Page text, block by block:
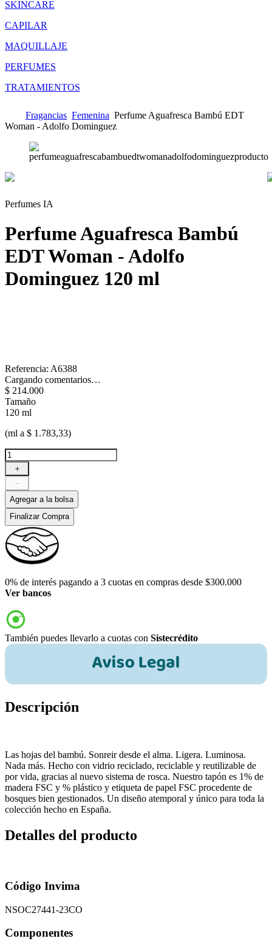
SKINCARE
CAPILAR
MAQUILLAJE
PERFUMES
TRATAMIENTOS
Fragancias Femenina Perfume Aguafresca Bambú EDT
Woman - Adolfo Dominguez
Perfumes IA
Perfume Aguafresca Bambú
EDT Woman - Adolfo
Dominguez 120 ml
Referencia: A6388
Cargando comentarios…
$ 214.000
Tamaño
120 ml
(ml a $ 1.783,33)
＋
－
Agregar a la bolsa
Finalizar Compra
0% de interés pagando a 3 cuotas en compras desde $300.000
Ver bancos
También puedes llevarlo a cuotas con Sistecrédito
Descripción
Las hojas del bambú. Sonreir desde el alma. Ligera. Luminosa.
Nada más. Hecho con vidrio reciclado, reciclable y reutilizable de
por vida, gracias al nuevo sistema de rosca. Nuestro tapón es 1% de
madera FSC y % plástico y etiqueta de papel FSC procedente de
bosques bien gestionados. Un diseño atemporal y único para toda la
colección hecho en España.
Detalles del producto
Código Invima
NSOC27441-23CO
Componentes